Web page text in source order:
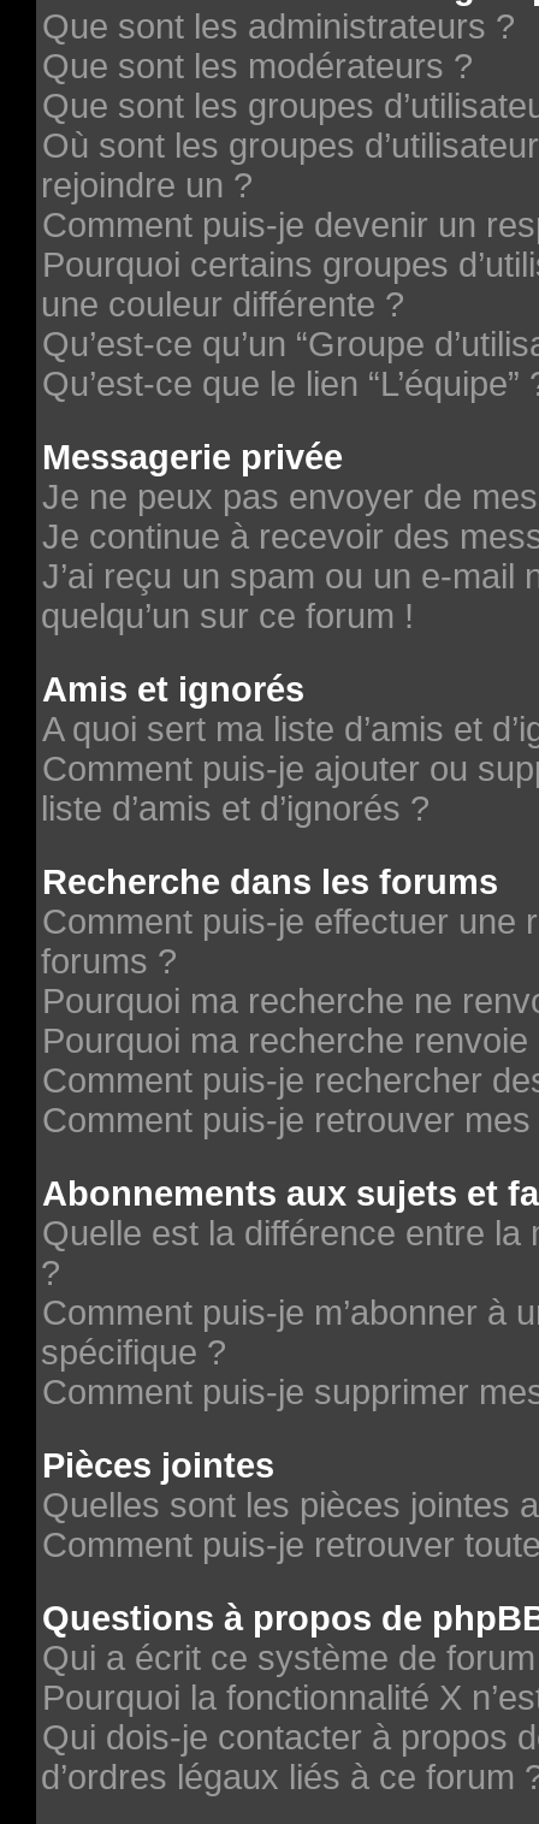
Que sont les administrateurs ?
Que sont les modérateurs ?
Que sont les groupes
Où sont les groupes
rejoindre un ?
Comment puis-je devenir un
Pourquoi certains groupes
une couleur différente ?
Qu’est-ce qu’un “Groupe
Qu’est-ce que le lien “L’équipe”
Messagerie privée
Je ne peux pas envoyer de
Je continue à recevoir des
J’ai reçu un spam ou un e-mail
quelqu’un sur ce forum !
Amis et ignorés
A quoi sert ma liste d’amis et
Comment puis-je ajouter ou
liste d’amis et d’ignorés ?
Recherche dans les forums
Comment puis-je effectuer une
forums ?
Pourquoi ma recherche ne
Pourquoi ma recherche
Comment puis-je rechercher
Comment puis-je retrouver
Abonnements aux sujets et
Quelle est la différence entre la
?
Comment puis-je m’abonner à
spécifique ?
Comment puis-je supprimer
Pièces jointes
Quelles sont les pièces jointes
Comment puis-je retrouver
Questions à propos de
Qui a écrit ce système de
Pourquoi la fonctionnalité X
Qui dois-je contacter à propos
d’ordres légaux liés à ce forum